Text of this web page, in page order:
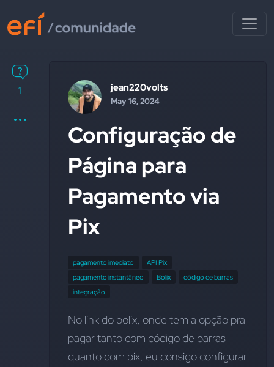
1 jean220volts
May 16, 2024
Configuração de
Página para
Pagamento via
Pix
pagamento imediato
API Pix
pagamento instantâneo
Bolix
código de barras
integração
No link do bolix, onde tem a opção pra
pagar tanto com código de barras
quanto com pix, eu consigo configurar